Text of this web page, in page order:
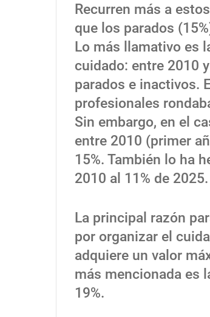
Recurren más a
que los parados
Lo más llamativo es
cuidado: entre 2010
parados e inactivos.
profesionales
Sin embargo, en el
entre 2010 (primer
15%. También lo ha
2010 al 11% de 2025.
La principal razón
por organizar el
adquiere un valor
más mencionada es
19%.